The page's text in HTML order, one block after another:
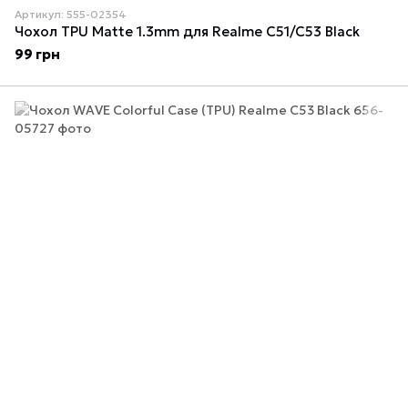
Артикул: 555-02354
Чохол TPU Matte 1.3mm для Realme C51/C53 Black
99 грн